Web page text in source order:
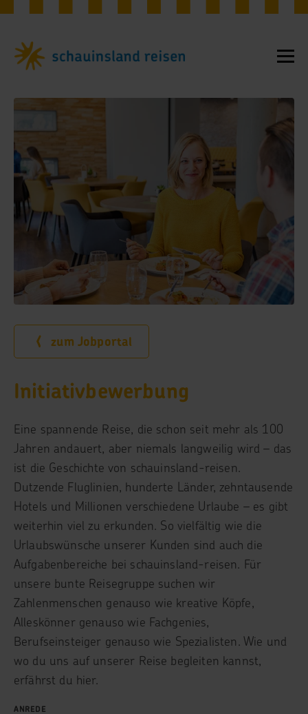
zum Jobportal
Initiativbewerbung
Eine spannende Reise, die schon seit mehr als 100
Jahren andauert, aber niemals langweilig wird – das
ist die Geschichte von schauinsland-reisen.
Dutzende Fluglinien, hunderte Länder, zehntausende
Hotels und Millionen verschiedene Urlaube – es gibt
weiterhin viel zu erkunden. So vielfältig wie die
Urlaubswünsche unserer Kunden sind auch die
Aufgabenbereiche bei schauinsland-reisen. Für
unsere bunte Reisegruppe suchen wir
Zahlenmenschen genauso wie kreative Köpfe,
Alleskönner genauso wie Fachgenies,
Berufseinsteiger genauso wie Spezialisten. Wie und
wo du uns auf unserer Reise begleiten kannst,
erfährst du hier.
ANREDE